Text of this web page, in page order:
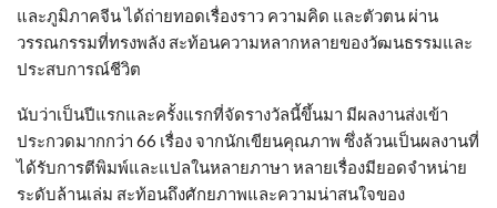
และภูมิภาคจีน ได้ถ่ายทอดเรื่องราว ความคิด และตัวตน ผ่าน
วรรณกรรมที่ทรงพลัง สะท้อนความหลากหลายของวัฒนธรรมและ
ประสบการณ์ชีวิต
นับว่าเป็นปีแรกและครั้งแรกที่จัดรางวัลนี้ขึ้นมา มีผลงานส่งเข้า
ประกวดมากกว่า 66 เรื่อง จากนักเขียนคุณภาพ ซึ่งล้วนเป็นผลงานที่
ได้รับการตีพิมพ์และแปลในหลายภาษา หลายเรื่องมียอดจำหน่าย
ระดับล้านเล่ม สะท้อนถึงศักยภาพและความน่าสนใจของ